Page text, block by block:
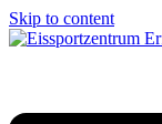
Skip to content